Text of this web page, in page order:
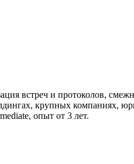
встреч и протоколов,
крупных компаниях,
опыт от 3 лет.